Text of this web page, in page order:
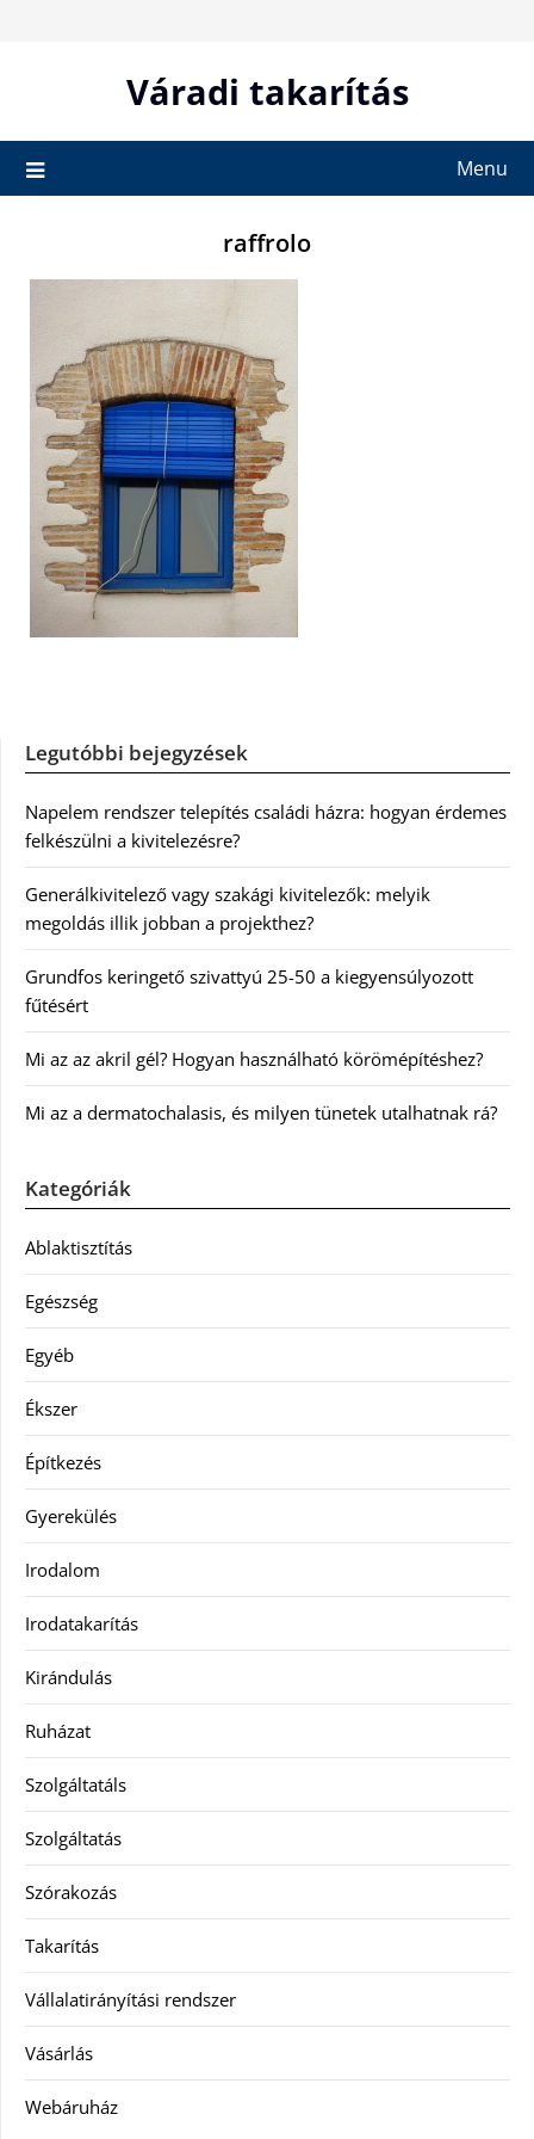
Váradi takarítás
Menu
raffrolo
Legutóbbi bejegyzések
Napelem rendszer telepítés családi házra: hogyan érdemes
felkészülni a kivitelezésre?
Generálkivitelező vagy szakági kivitelezők: melyik
megoldás illik jobban a projekthez?
Grundfos keringető szivattyú 25-50 a kiegyensúlyozott
fűtésért
Mi az az akril gél? Hogyan használható körömépítéshez?
Mi az a dermatochalasis, és milyen tünetek utalhatnak rá?
Kategóriák
Ablaktisztítás
Egészség
Egyéb
Ékszer
Építkezés
Gyerekülés
Irodalom
Irodatakarítás
Kirándulás
Ruházat
Szolgáltatáls
Szolgáltatás
Szórakozás
Takarítás
Vállalatirányítási rendszer
Vásárlás
Webáruház